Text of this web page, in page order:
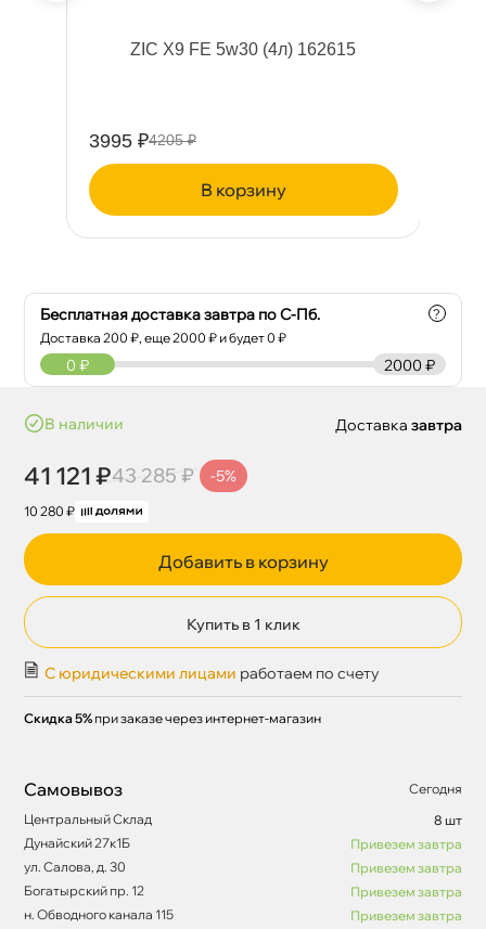
ZIC X9 FE 5w30 (4л) 162615
3995 ₽4205 ₽
корзину
Бесплатная доставка завтра по С-Пб.
Доставка200 ₽, еще2000 ₽ и будет 0 ₽
?
2000 ₽
0 ₽
наличии
41 121 ₽43 285 ₽ -5%
10 280 ₽
Доставка завтра
Добавить в корзину
Купить в 1 клик
С юридическими лицами работаем по счету
Скидка 5% при заказе через интернет-магазин
Самовывоз
Сегодня
Центральный Склад
8 шт
Дунайский 27к1Б
Привезем завтра
ул. Салова, д. 30
Привезем завтра
Богатырский пр. 12
Привезем завтра
н. Обводного канала 115
Привезем завтра